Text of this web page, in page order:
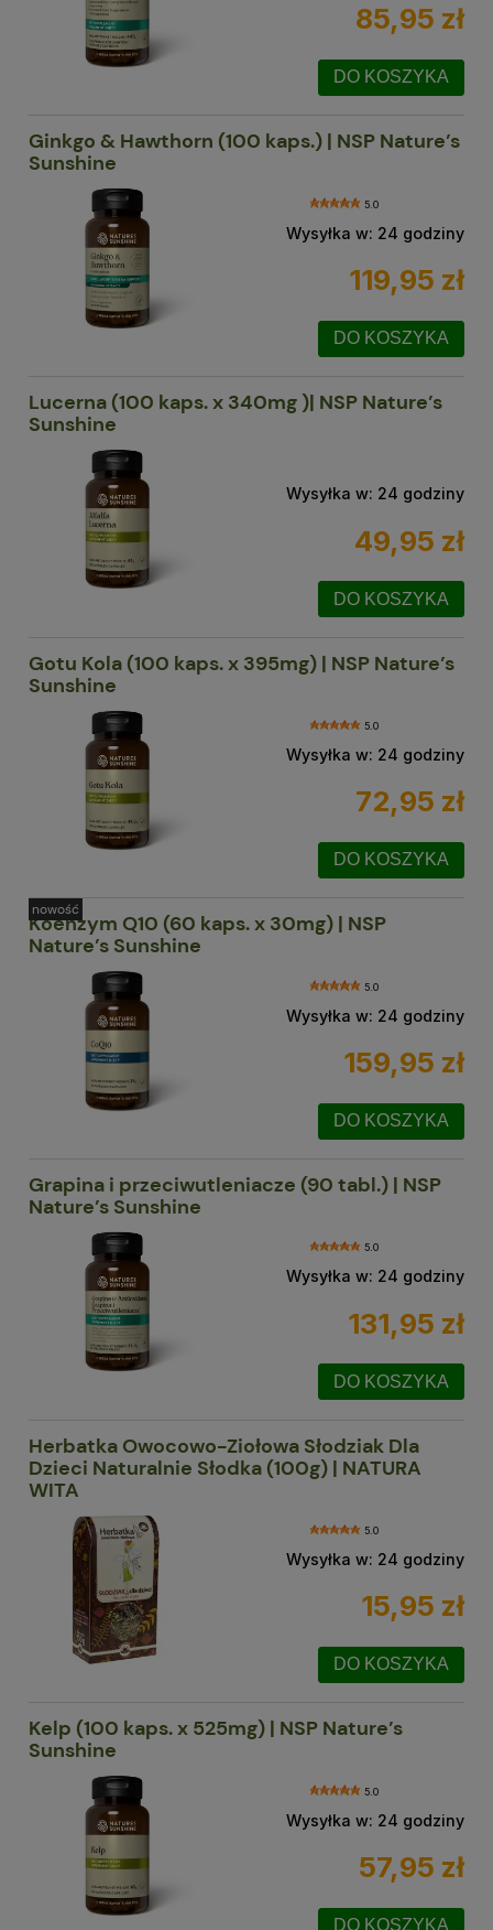
85,95 zł
DO KOSZYKA
Ginkgo & Hawthorn (100 kaps.) | NSP Nature’s
Sunshine
5.0
Wysyłka w: 24 godziny
119,95 zł
DO KOSZYKA
Lucerna (100 kaps. x 340mg )| NSP Nature’s
Sunshine
Wysyłka w: 24 godziny
49,95 zł
DO KOSZYKA
Gotu Kola (100 kaps. x 395mg) | NSP Nature’s
Sunshine
5.0
Wysyłka w: 24 godziny
72,95 zł
DO KOSZYKA
Koenzym Q10 (60 kaps. x 30mg) | NSP
Nature’s Sunshine
5.0
Wysyłka w: 24 godziny
159,95 zł
DO KOSZYKA
nowość
Grapina i przeciwutleniacze (90 tabl.) | NSP
Nature’s Sunshine
5.0
Wysyłka w: 24 godziny
131,95 zł
DO KOSZYKA
Herbatka Owocowo-Ziołowa Słodziak Dla
Dzieci Naturalnie Słodka (100g) | NATURA
WITA
5.0
Wysyłka w: 24 godziny
15,95 zł
DO KOSZYKA
Kelp (100 kaps. x 525mg) | NSP Nature’s
Sunshine
5.0
Wysyłka w: 24 godziny
57,95 zł
DO KOSZYKA